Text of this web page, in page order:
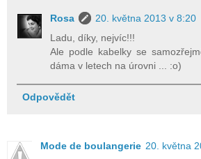
Rosa
20. května 2013 v 8:20
Ladu, díky, nejvíc!!!
Ale podle kabelky se
dáma v letech na úrovni ... :o)
Odpovědět
Mode de boulangerie 20. května